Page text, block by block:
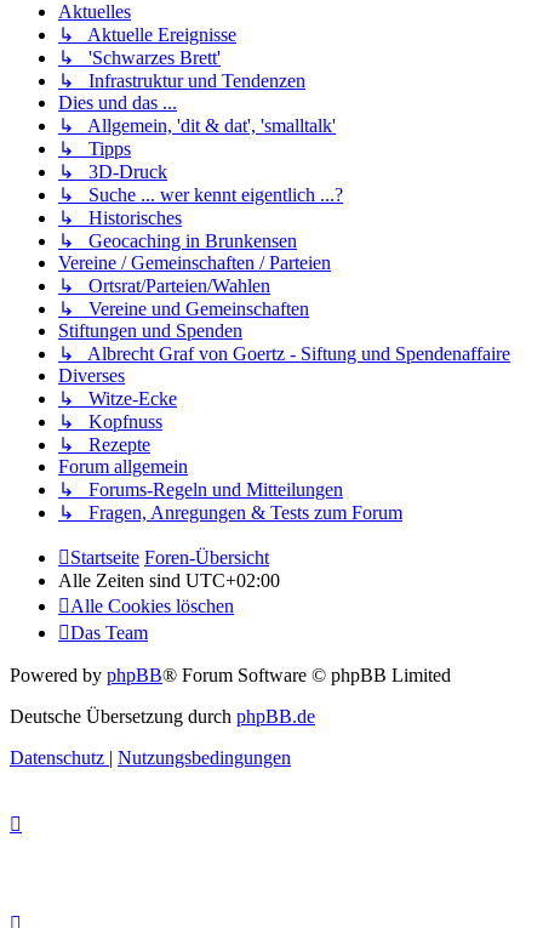
Aktuelles
↳ Aktuelle Ereignisse
↳ 'Schwarzes Brett'
↳ Infrastruktur und Tendenzen
Dies und das ...
↳ Allgemein, 'dit & dat', 'smalltalk'
↳ Tipps
↳ 3D-Druck
↳ Suche ... wer kennt eigentlich ...?
↳ Historisches
↳ Geocaching in Brunkensen
Vereine / Gemeinschaften / Parteien
↳ Ortsrat/Parteien/Wahlen
↳ Vereine und Gemeinschaften
Stiftungen und Spenden
↳ Albrecht Graf von Goertz - Siftung und Spendenaffaire
Diverses
↳ Witze-Ecke
↳ Kopfnuss
↳ Rezepte
Forum allgemein
↳ Forums-Regeln und Mitteilungen
↳ Fragen, Anregungen & Tests zum Forum
Startseite Foren-Übersicht
Alle Zeiten sind UTC+02:00
Alle Cookies löschen
Das Team
Powered by phpBB® Forum Software © phpBB Limited
Deutsche Übersetzung durch phpBB.de
Datenschutz | Nutzungsbedingungen